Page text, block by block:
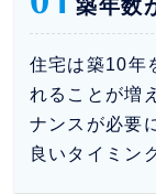
築年数
住宅は築10年
れることが増
ナンスが必要
良いタイミン